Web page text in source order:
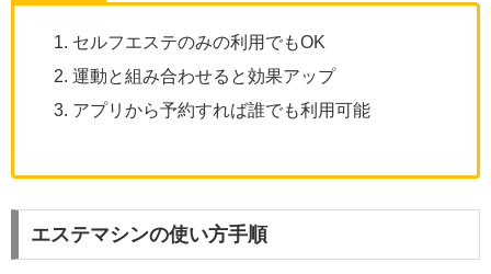
セルフエステのみの利用でもOK
運動と組み合わせると効果アップ
アプリから予約すれば誰でも利用可能
エステマシンの使い方手順